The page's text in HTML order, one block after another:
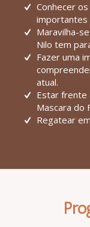
Conhecer
importantes
Maravilha-
Nilo tem
Fazer uma
atual.
Estar frente
Mascara do
Regatear